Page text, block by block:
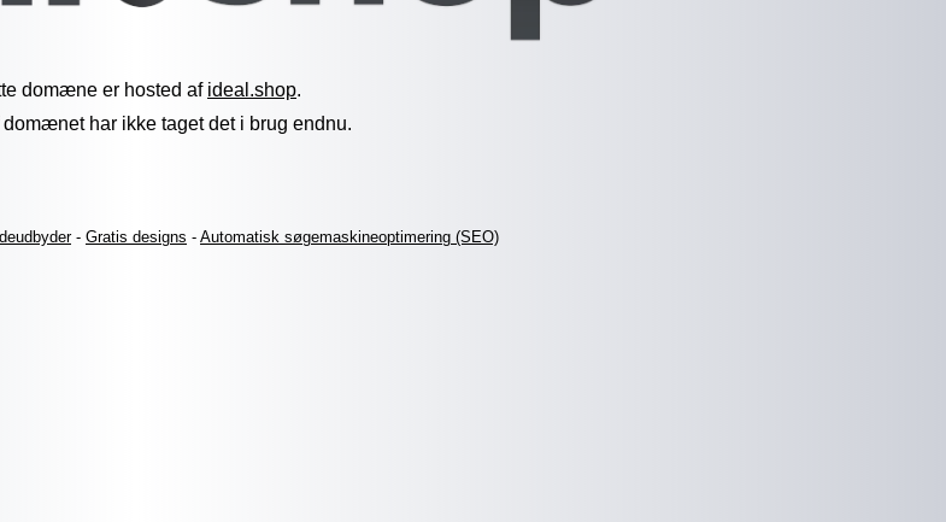
domæne er hosted af ideal.shop.
domænet har ikke taget det i brug endnu.
- Gratis designs - Automatisk søgemaskineoptimering (SEO)